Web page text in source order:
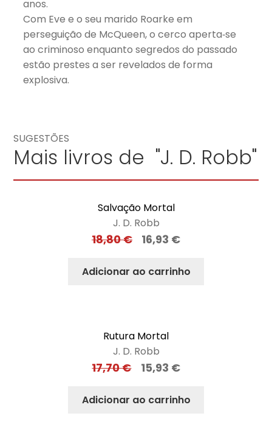
anos.
Com Eve e o seu marido Roarke em
perseguição de McQueen, o cerco aperta‑se
ao criminoso enquanto segredos do passado
estão prestes a ser revelados de forma
explosiva.
SUGESTÕES
Mais livros de "J. D. Robb"
Salvação Mortal
J. D. Robb
18,80€ 16,93 €
Adicionar ao carrinho
Rutura Mortal
J. D. Robb
17,70€ 15,93 €
Adicionar ao carrinho